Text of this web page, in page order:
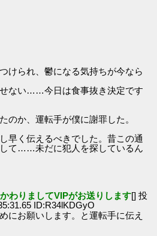
けられ、鬱になる気持ちが今なら
ない……今日は食事抜き決定です
のか、運転手が僕に謝罪した。
早く伝えるべきでした。昔この通
て……未だに犯人を探しているん
わりましてVIPがお送りします[] 投
ID:R34lKDGyO
にお願いします。と運転手に伝え